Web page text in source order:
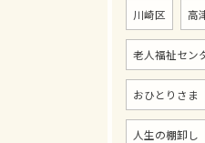
川崎区 高
老人福祉セン
おひとりさま
人生の棚卸し